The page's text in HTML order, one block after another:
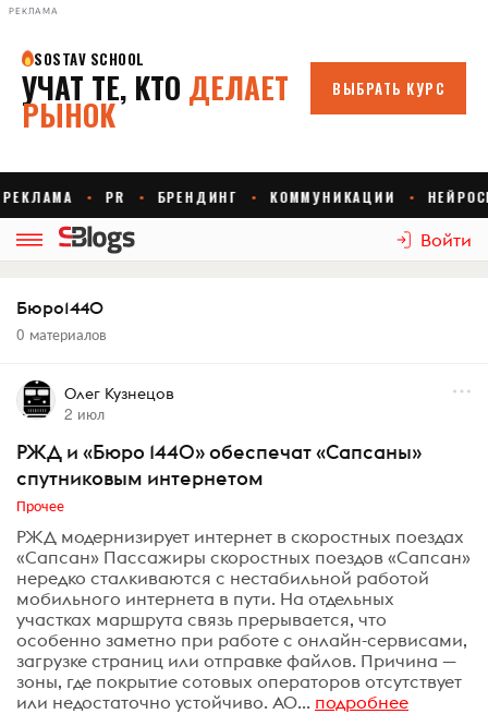
РЕКЛАМА
Войти
Бюро1440
0 материалов
Олег Кузнецов
2 июл
РЖД и «Бюро 1440» обеспечат «Сапсаны»
спутниковым интернетом
Прочее
РЖД модернизирует интернет в скоростных поездах
«Сапсан» Пассажиры скоростных поездов «Сапсан»
нередко сталкиваются с нестабильной работой
мобильного интернета в пути. На отдельных
участках маршрута связь прерывается, что
особенно заметно при работе с онлайн-сервисами,
загрузке страниц или отправке файлов. Причина —
зоны, где покрытие сотовых операторов отсутствует
или недостаточно устойчиво. АО... подробнее